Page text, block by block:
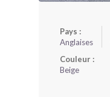
Pays :
Anglaises
Couleur :
Beige